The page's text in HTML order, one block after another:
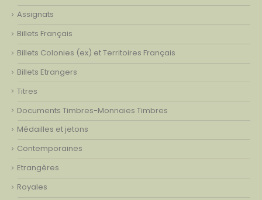
Assignats
Billets Français
Billets Colonies (ex) et Territoires Français
Billets Etrangers
Titres
Documents Timbres-Monnaies Timbres
Médailles et jetons
Contemporaines
Etrangères
Royales